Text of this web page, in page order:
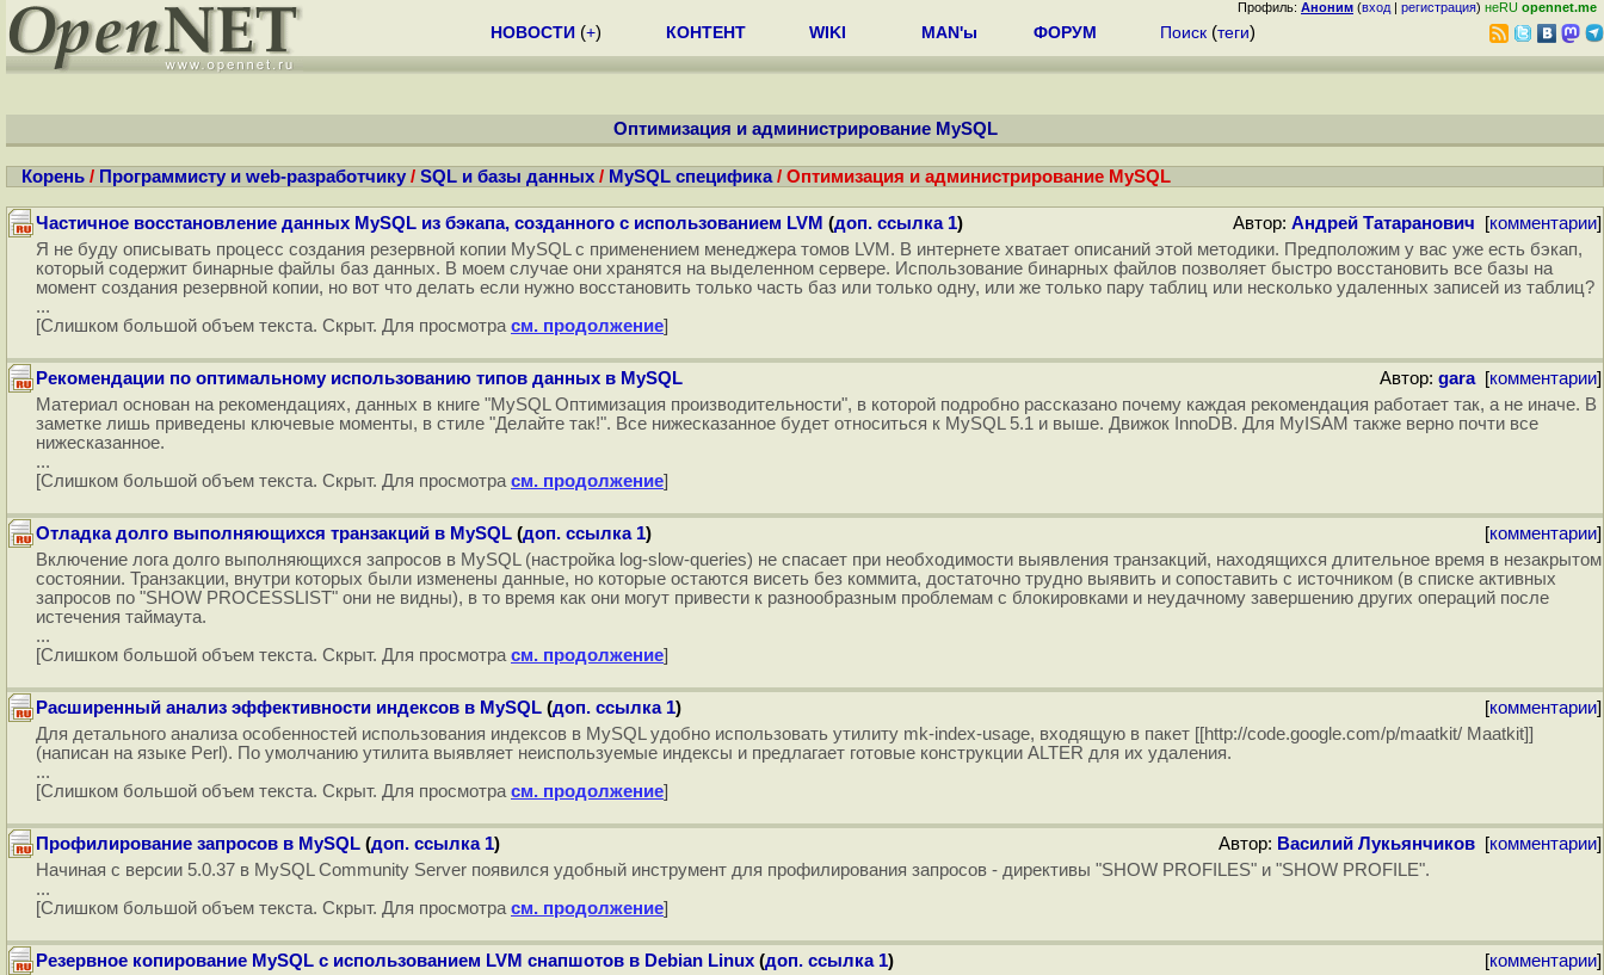
Профиль: Аноним (вход | регистрация) неRU opennet.me
НОВОСТИ (+) КОНТЕНТ WIKI MAN'ы ФОРУМ Поиск (теги)
Оптимизация и администрирование MySQL
Корень / Программисту и web-разработчику / SQL и базы данных / MySQL специфика/ Оптимизация и администрирование MySQL
Частичное восстановление данных MySQL из бэкапа, созданного с использованием LVM (доп. ссылка 1) Автор: Андрей Татаранович [комментарии]
Я не буду описывать процесс создания резервной копии MySQL с применением менеджера томов LVM. В интернете хватает описаний этой методики. Предположим у вас уже есть бэкап,
который содержит бинарные файлы баз данных. В моем случае они хранятся на выделенном сервере. Использование бинарных файлов позволяет быстро восстановить все базы на
момент создания резервной копии, но вот что делать если нужно восстановить только часть баз или только одну, или же только пару таблиц или несколько удаленных записей из таблиц?
...
[Слишком большой объем текста. Скрыт. Для просмотра см. продолжение]
Рекомендации по оптимальному использованию типов данных в MySQL Автор: gara[комментарии]
Материал основан на рекомендациях, данных в книге "MySQL Оптимизация производительности", в которой подробно рассказано почему каждая рекомендация работает так, а не иначе. В
заметке лишь приведены ключевые моменты, в стиле "Делайте так!". Все нижесказанное будет относиться к MySQL 5.1 и выше. Движок InnoDB. Для MyISAM также верно почти все
нижесказанное.
...
[Слишком большой объем текста. Скрыт. Для просмотра см. продолжение]
Отладка долго выполняющихся транзакций в MySQL (доп. ссылка 1) [комментарии]
Включение лога долго выполняющихся запросов в MySQL (настройка log-slow-queries) не спасает при необходимости выявления транзакций, находящихся длительное время в незакрытом
состоянии. Транзакции, внутри которых были изменены данные, но которые остаются висеть без коммита, достаточно трудно выявить и сопоставить с источником (в списке активных
запросов по "SHOW PROCESSLIST" они не видны), в то время как они могут привести к разнообразным проблемам с блокировками и неудачному завершению других операций после
истечения таймаута.
...
[Слишком большой объем текста. Скрыт. Для просмотра см. продолжение]
Расширенный анализ эффективности индексов в MySQL (доп. ссылка 1) [комментарии]
Для детального анализа особенностей использования индексов в MySQL удобно использовать утилиту mk-index-usage, входящую в пакет [[http://code.google.com/p/maatkit/ Maatkit]]
(написан на языке Perl). По умолчанию утилита выявляет неиспользуемые индексы и предлагает готовые конструкции ALTER для их удаления.
...
[Слишком большой объем текста. Скрыт. Для просмотра см. продолжение]
Профилирование запросов в MySQL (доп. ссылка 1) Автор: Василий Лукьянчиков [комментарии]
Начиная с версии 5.0.37 в MySQL Community Server появился удобный инструмент для профилирования запросов - директивы "SHOW PROFILES" и "SHOW PROFILE".
...
[Слишком большой объем текста. Скрыт. Для просмотра см. продолжение]
Резервное копирование MySQL с использованием LVM снапшотов в Debian Linux (доп. ссылка 1) [комментарии]